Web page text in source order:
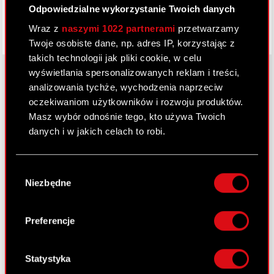
Odpowiedzialne wykorzystanie Twoich danych
Wraz z naszymi 1022 partnerami przetwarzamy
Twoje osobiste dane, np. adres IP, korzystając z
takich technologii jak pliki cookie, w celu
wyświetlania spersonalizowanych reklam i treści,
analizowania tychże, wychodzenia naprzeciw
oczekiwaniom użytkowników i rozwoju produktów.
Masz wybór odnośnie tego, kto używa Twoich
danych i w jakich celach to robi.
Gromadzić dane dotyczące Twojej
lokalizacji geograficznej z dokładnością nawet
Identyfikować Twoje urządzenie, aktywnie
analizując charakteryzującego je zbiory
palca)
zgody
Niezbędne
Preferencje
Statystyka
O CD PROJEKT
Grupa Kapitałowa
Nasz biznes
Inwestorzy
Media